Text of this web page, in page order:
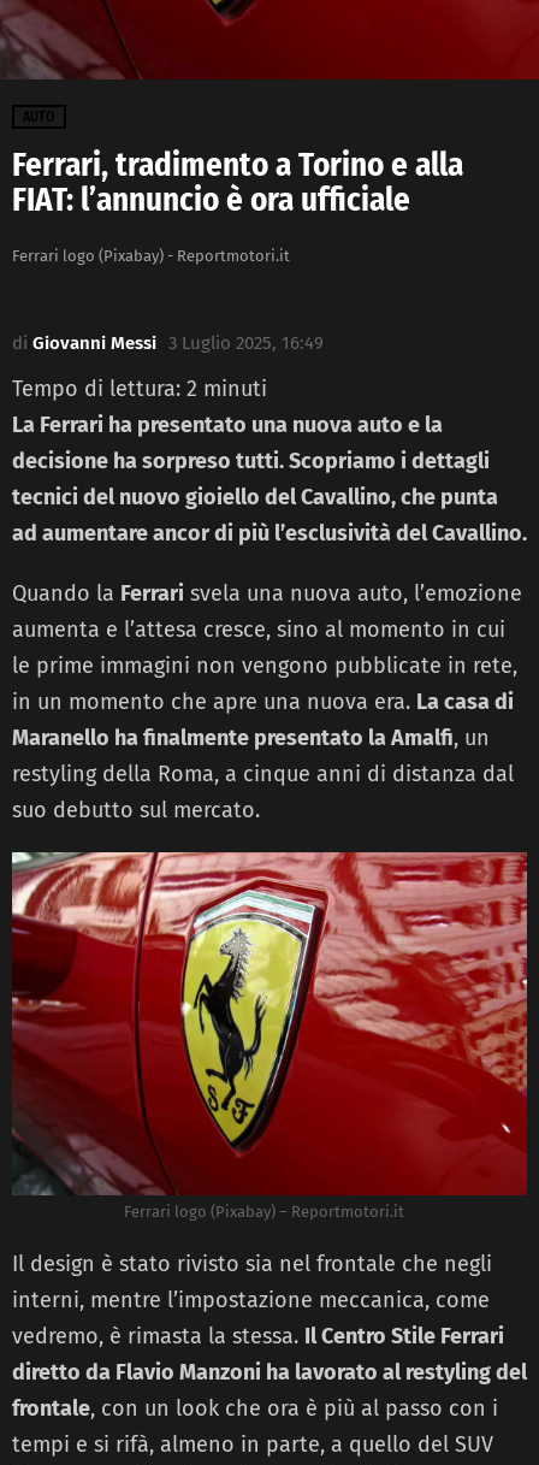
AUTO
Ferrari, tradimento a Torino e alla
FIAT: l’annuncio è ora ufficiale
Ferrari logo (Pixabay) - Reportmotori.it
di Giovanni Messi 3 Luglio 2025, 16:49
Tempo di lettura: 2 minuti
La Ferrari ha presentato una nuova auto e la
decisione ha sorpreso tutti. Scopriamo i dettagli
tecnici del nuovo gioiello del Cavallino, che punta
ad aumentare ancor di più l’esclusività del Cavallino.
Quando la Ferrari svela una nuova auto, l’emozione
aumenta e l’attesa cresce, sino al momento in cui
le prime immagini non vengono pubblicate in rete,
in un momento che apre una nuova era. La casa di
Maranello ha finalmente presentato la Amalfi, un
restyling della Roma, a cinque anni di distanza dal
suo debutto sul mercato.
Ferrari logo (Pixabay) – Reportmotori.it
Il design è stato rivisto sia nel frontale che negli
interni, mentre l’impostazione meccanica, come
vedremo, è rimasta la stessa. Il Centro Stile Ferrari
diretto da Flavio Manzoni ha lavorato al restyling del
frontale, con un look che ora è più al passo con i
tempi e si rifà, almeno in parte, a quello del SUV